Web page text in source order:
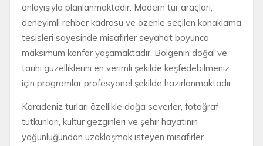
anlayışıyla planlanmaktadır. Modern tur araçları,
deneyimli rehber kadrosu ve özenle seçilen konaklama
tesisleri sayesinde misafirler seyahat boyunca
maksimum konfor yaşamaktadır. Bölgenin doğal ve
tarihi güzelliklerini en verimli şekilde keşfedebilmeniz
için programlar profesyonel şekilde hazırlanmaktadır.
Karadeniz turları özellikle doğa severler, fotoğraf
tutkunları, kültür gezginleri ve şehir hayatının
yoğunluğundan uzaklaşmak isteyen misafirler